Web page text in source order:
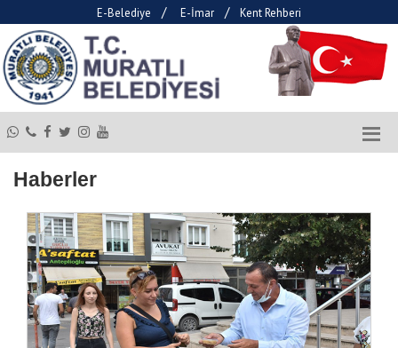
E-Belediye / E-İmar / Kent Rehberi
Haberler